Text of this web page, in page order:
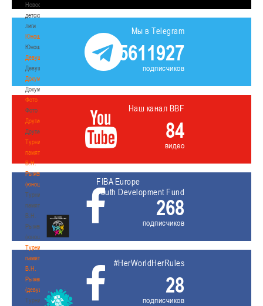
Новости
детской
лиги
Юноши
Юноши
Девушки
Девушки
Документы
Документы
Фото
Фото
Другие
Другие
Турнир
памяти
В.Н.
Рыженкова
(юноши)
Турнир
памяти
В.Н.
Рыженкова
(юноши)
Турнир
памяти
В.Н.
Рыженкова
(девушки)
Турнир
Мы в Telegram
5611927
подписчиков
Наш канал BBF
84
видео
FIBA Europe
Youth Development Fund
268
подписчиков
#HerWorldHerRules
28
подписчиков